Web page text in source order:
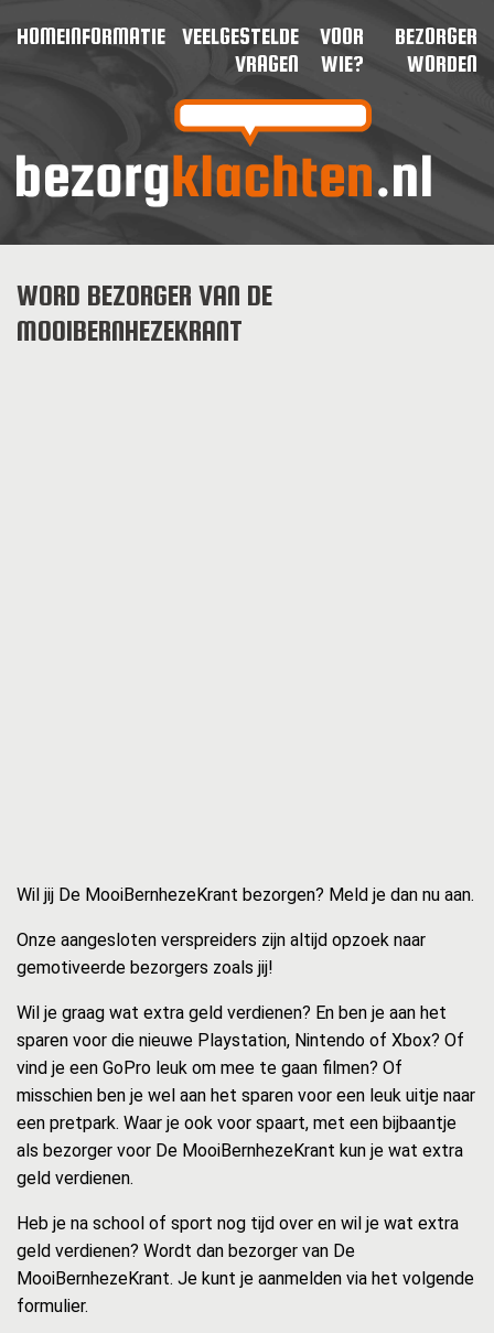
HOMEINFORMATIE
VEELGESTELDE
VRAGEN
VOOR
WIE?
BEZORGER
WORDEN
WORD BEZORGER VAN DE
MOOIBERNHEZEKRANT
Wil jij De MooiBernhezeKrant bezorgen? Meld je dan nu aan.
Onze aangesloten verspreiders zijn altijd opzoek naar
gemotiveerde bezorgers zoals jij!
Wil je graag wat extra geld verdienen? En ben je aan het
sparen voor die nieuwe Playstation, Nintendo of Xbox? Of
vind je een GoPro leuk om mee te gaan filmen? Of
misschien ben je wel aan het sparen voor een leuk uitje naar
een pretpark. Waar je ook voor spaart, met een bijbaantje
als bezorger voor De MooiBernhezeKrant kun je wat extra
geld verdienen.
Heb je na school of sport nog tijd over en wil je wat extra
geld verdienen? Wordt dan bezorger van De
MooiBernhezeKrant. Je kunt je aanmelden via het volgende
formulier.